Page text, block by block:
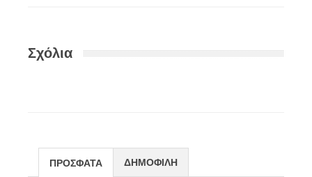
Σχόλια
ΠΡΟΣΦΑΤΑ ΔΗΜΟΦΙΛΗ